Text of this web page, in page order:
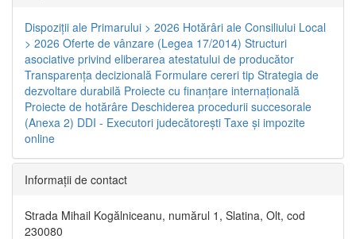
Dispoziţii ale Primarului > 2026 Hotărâri ale Consiliului Local
> 2026 Oferte de vânzare (Legea 17/2014) Structuri
asociative privind eliberarea atestatului de producător
Transparenţa decizională Formulare cereri tip Strategia de
dezvoltare durabilă Proiecte cu finanţare internaţională
Proiecte de hotărâre Deschiderea procedurii succesorale
(Anexa 2) DDI - Executori judecătorești Taxe şi impozite
online
Informaţii de contact
Strada Mihail Kogălniceanu, numărul 1, Slatina, Olt, cod
230080